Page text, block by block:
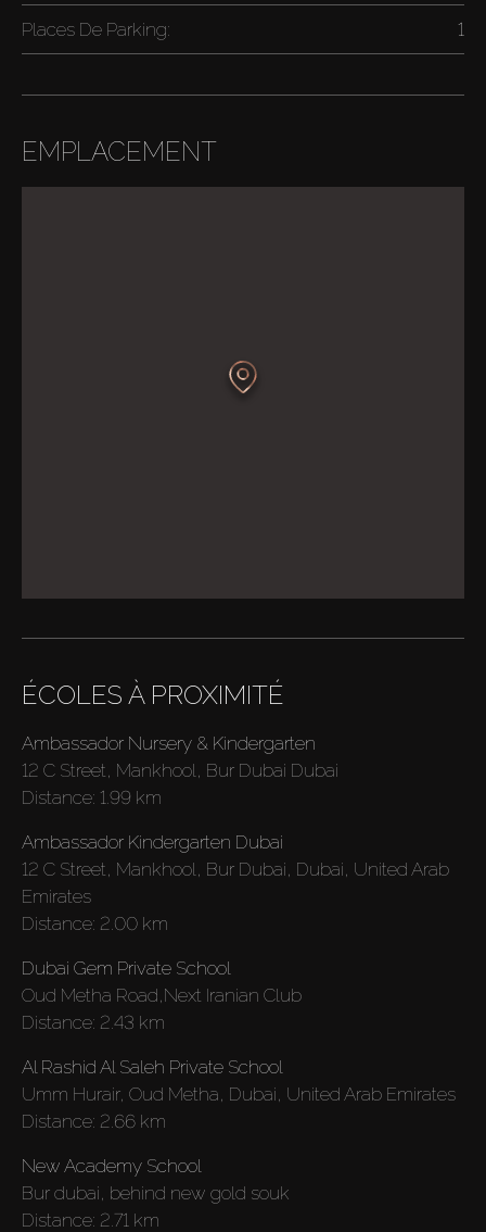
Places De Parking: 1
EMPLACEMENT
ÉCOLES À PROXIMITÉ
Ambassador Nursery & Kindergarten
12 C Street, Mankhool, Bur Dubai Dubai
Distance: 1.99 km
Ambassador Kindergarten Dubai
12 C Street, Mankhool, Bur Dubai, Dubai, United Arab
Emirates
Distance: 2.00 km
Dubai Gem Private School
Oud Metha Road,Next Iranian Club
Distance: 2.43 km
Al Rashid Al Saleh Private School
Umm Hurair, Oud Metha, Dubai, United Arab Emirates
Distance: 2.66 km
New Academy School
Bur dubai, behind new gold souk
Distance: 2.71 km